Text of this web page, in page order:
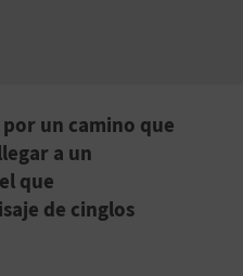
un camino que
a un
que
de cinglos